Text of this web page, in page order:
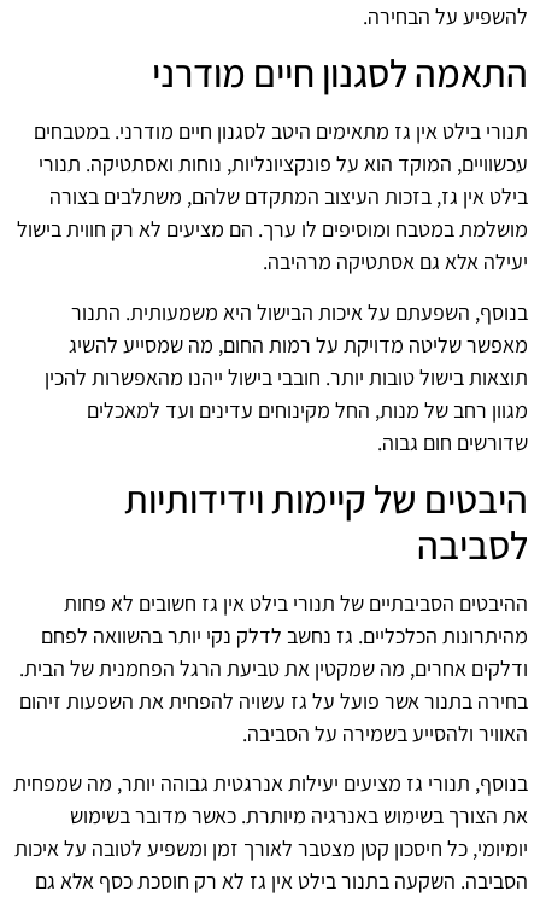
להשפיע על הבחירה.
התאמה לסגנון חיים מודרני
תנורי בילט אין גז מתאימים היטב לסגנון חיים מודרני. במטבחים
עכשוויים, המוקד הוא על פונקציונליות, נוחות ואסתטיקה. תנורי
בילט אין גז, בזכות העיצוב המתקדם שלהם, משתלבים בצורה
מושלמת במטבח ומוסיפים לו ערך. הם מציעים לא רק חווית בישול
יעילה אלא גם אסתטיקה מרהיבה.
בנוסף, השפעתם על איכות הבישול היא משמעותית. התנור
מאפשר שליטה מדויקת על רמות החום, מה שמסייע להשיג
תוצאות בישול טובות יותר. חובבי בישול ייהנו מהאפשרות להכין
מגוון רחב של מנות, החל מקינוחים עדינים ועד למאכלים
שדורשים חום גבוה.
היבטים של קיימות וידידותיות
לסביבה
ההיבטים הסביבתיים של תנורי בילט אין גז חשובים לא פחות
מהיתרונות הכלכליים. גז נחשב לדלק נקי יותר בהשוואה לפחם
ודלקים אחרים, מה שמקטין את טביעת הרגל הפחמנית של הבית.
בחירה בתנור אשר פועל על גז עשויה להפחית את השפעות זיהום
האוויר ולהסייע בשמירה על הסביבה.
בנוסף, תנורי גז מציעים יעילות אנרגטית גבוהה יותר, מה שמפחית
את הצורך בשימוש באנרגיה מיותרת. כאשר מדובר בשימוש
יומיומי, כל חיסכון קטן מצטבר לאורך זמן ומשפיע לטובה על איכות
הסביבה. השקעה בתנור בילט אין גז לא רק חוסכת כסף אלא גם